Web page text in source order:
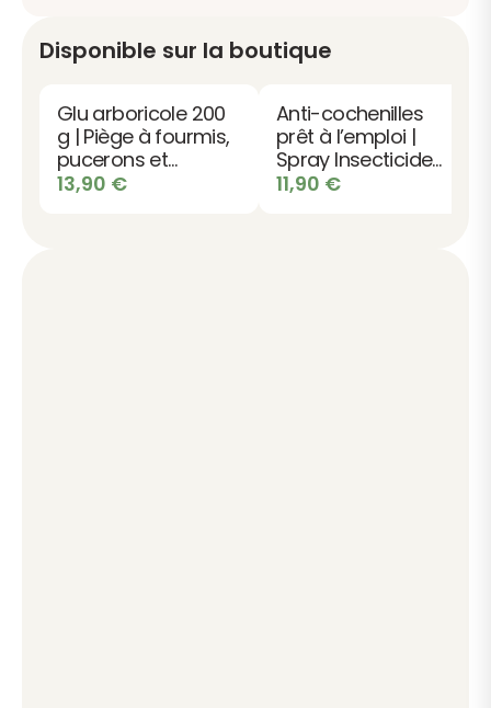
Disponible sur la boutique
Glu arboricole 200
g | Piège à fourmis,
pucerons et
chenilles
13,90 €
Anti-cochenilles
prêt à l’emploi |
Spray Insecticide
choc
11,90 €